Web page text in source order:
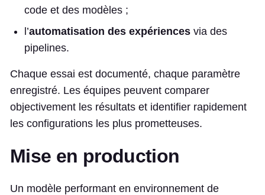
code et des modèles ;
l’automatisation des expériences via des
pipelines.
Chaque essai est documenté, chaque paramètre
enregistré. Les équipes peuvent comparer
objectivement les résultats et identifier rapidement
les configurations les plus prometteuses.
Mise en production
Un modèle performant en environnement de